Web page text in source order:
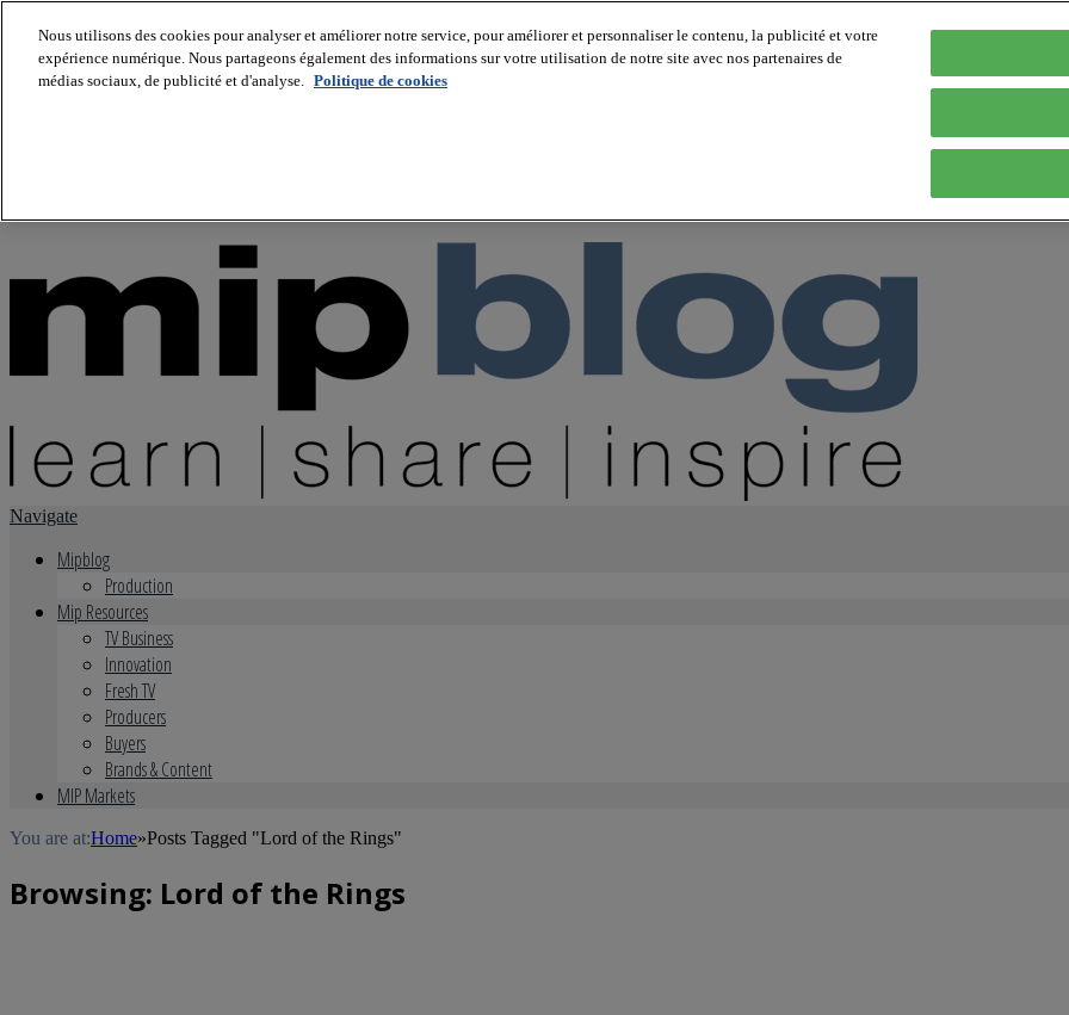
About us
Navigate
Mipblog
Production
Mip Resources
TV Business
Innovation
Fresh TV
Producers
Buyers
Brands & Content
MIP Markets
You are at:Home»Posts Tagged "Lord of the Rings"
Browsing: Lord of the Rings
Nous utilisons des cookies pour analyser et améliorer notre service, pour améliorer et personnaliser le contenu, la publicité et votre
expérience numérique. Nous partageons également des informations sur votre utilisation de notre site avec nos partenaires de
médias sociaux, de publicité et d'analyse. Politique de cookies